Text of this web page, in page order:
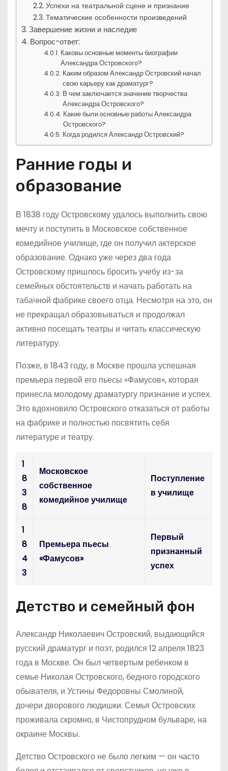
Успехи на театральной сцене и признание
Тематические особенности произведений
Завершение жизни и наследие
Вопрос-ответ:
Каковы основные моменты биографии
Александра Островского?
Каким образом Александр Островский начал
свою карьеру как драматург?
В чем заключается значение творчества
Александра Островского?
Какие были основные работы Александра
Островского?
Когда родился Александр Островский?
Ранние годы и
образование
В 1838 году Островскому удалось выполнить свою
мечту и поступить в Московское собственное
комедийное училище, где он получил актерское
образование. Однако уже через два года
Островскому пришлось бросить учебу из-за
семейных обстоятельств и начать работать на
табачной фабрике своего отца. Несмотря на это, он
не прекращал образовываться и продолжал
активно посещать театры и читать классическую
литературу.
Позже, в 1843 году, в Москве прошла успешная
премьера первой его пьесы «Фамусов», которая
принесла молодому драматургу признание и успех.
Это вдохновило Островского отказаться от работы
на фабрике и полностью посвятить себя
литературе и театру.
1
8
3
8
Московское
собственное
комедийное училище
Поступление
в училище
1
8
4
3
Премьера пьесы
«Фамусов»
Первый
признанный
успех
Детство и семейный фон
Александр Николаевич Островский, выдающийся
русский драматург и поэт, родился 12 апреля 1823
года в Москве. Он был четвертым ребенком в
семье Николая Островского, бедного городского
обывателя, и Устины Федоровны Смолиной,
дочери дворового людишки. Семья Островских
проживала скромно, в Чистопрудном бульваре, на
окраине Москвы.
Детство Островского не было легким — он часто